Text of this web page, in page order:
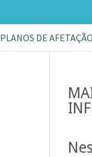
PLANOS DE AFETAÇÃO